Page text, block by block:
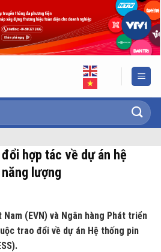
hợp tác về dự án hệ
lượng
(EVN) và Ngân hàng Phát triển
trao đổi về dự án Hệ thống pin